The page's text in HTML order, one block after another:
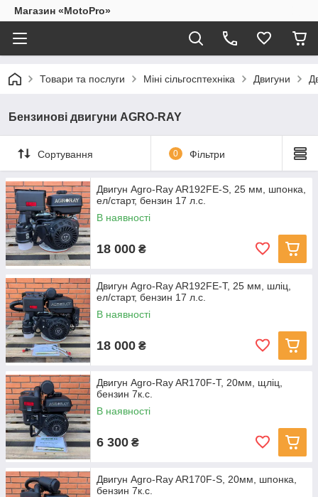
Магазин «MotoPro»
Товари та послуги Міні сільгосптехніка Двигуни
Бензинові двигуни AGRO-RAY
Сортування 0 Фільтри
Двигун Agro-Ray AR192FE-S, 25 мм, шпонка,
ел/старт, бензин 17 л.с.
В наявності
18 000 ₴
Двигун Agro-Ray AR192FE-Т, 25 мм, шліц,
ел/старт, бензин 17 л.с.
В наявності
18 000 ₴
Двигун Agro-Ray AR170F-Т, 20мм, щліц,
бензин 7к.с.
В наявності
6 300 ₴
Двигун Agro-Ray AR170F-S, 20мм, шпонка,
бензин 7к.с.